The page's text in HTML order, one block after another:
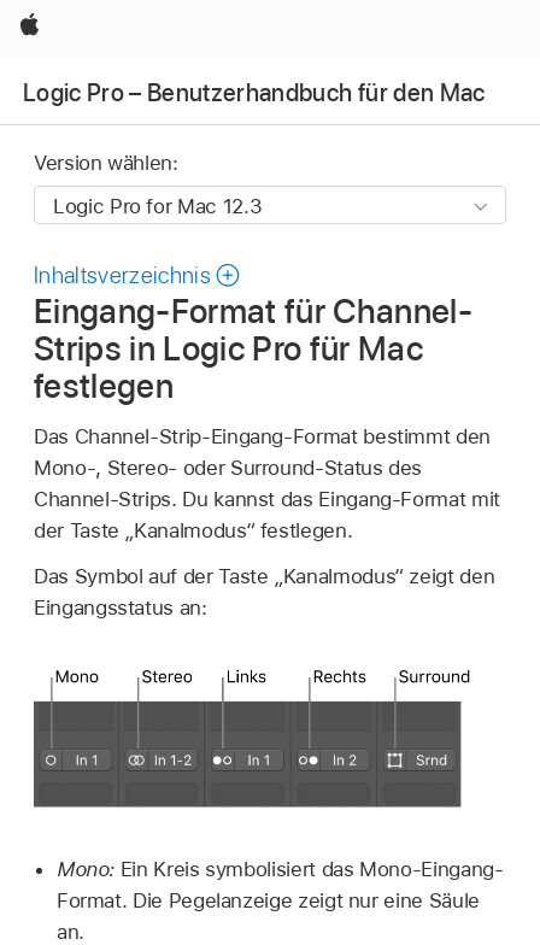
Apple
Logic Pro – Benutzerhandbuch für den Mac
Version wählen:
Inhaltsverzeichnis
Eingang-Format für Channel-
Strips in Logic Pro für Mac
festlegen
Das Channel-Strip-Eingang-Format bestimmt den
Mono-, Stereo- oder Surround-Status des
Channel-Strips. Du kannst das Eingang-Format mit
der Taste „Kanalmodus“ festlegen.
Das Symbol auf der Taste „Kanalmodus“ zeigt den
Eingangsstatus an:
Mono: Ein Kreis symbolisiert das Mono-Eingang-
Format. Die Pegelanzeige zeigt nur eine Säule
an.